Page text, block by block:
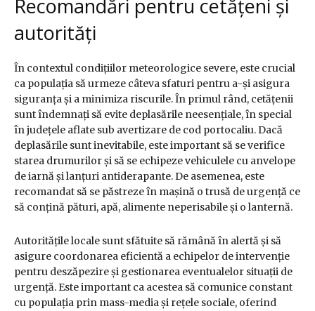
Recomandări pentru cetățeni și
autorități
În contextul condițiilor meteorologice severe, este crucial
ca populația să urmeze câteva sfaturi pentru a-și asigura
siguranța și a minimiza riscurile. În primul rând, cetățenii
sunt îndemnați să evite deplasările neesențiale, în special
în județele aflate sub avertizare de cod portocaliu. Dacă
deplasările sunt inevitabile, este important să se verifice
starea drumurilor și să se echipeze vehiculele cu anvelope
de iarnă și lanțuri antiderapante. De asemenea, este
recomandat să se păstreze în mașină o trusă de urgență ce
să conțină pături, apă, alimente neperisabile și o lanternă.
Autoritățile locale sunt sfătuite să rămână în alertă și să
asigure coordonarea eficientă a echipelor de intervenție
pentru deszăpezire și gestionarea eventualelor situații de
urgență. Este important ca acestea să comunice constant
cu populația prin mass-media și rețele sociale, oferind